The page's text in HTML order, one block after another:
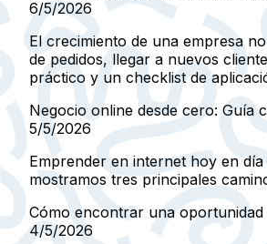
6/5/2026
El crecimiento de una empresa
de pedidos, llegar a nuevos
práctico y un checklist de
Negocio online desde cero: Guía
5/5/2026
Emprender en internet hoy en
mostramos tres principales
Cómo encontrar una oportunidad
4/5/2026